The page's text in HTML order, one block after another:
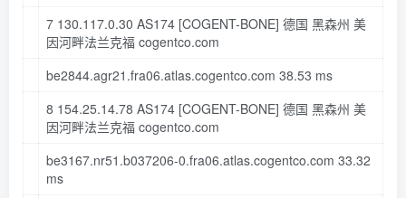
7 130.117.0.30 AS174 [COGENT-BONE] 德国 黑森州 美
因河畔法兰克福 cogentco.com
be2844.agr21 .fra06.atlas.cogentco.com 38.53 ms
8 154.25.14.78 AS174 [COGENT-BONE] 德国 黑森州 美
因河畔法兰克福 cogentco.com
be3167.nr51 .b037206-0.fra06.atlas.cogentco.com 33.32
ms